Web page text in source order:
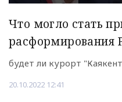
Что могло стать
расформирования
будет ли курорт
20.10.2022 12:41